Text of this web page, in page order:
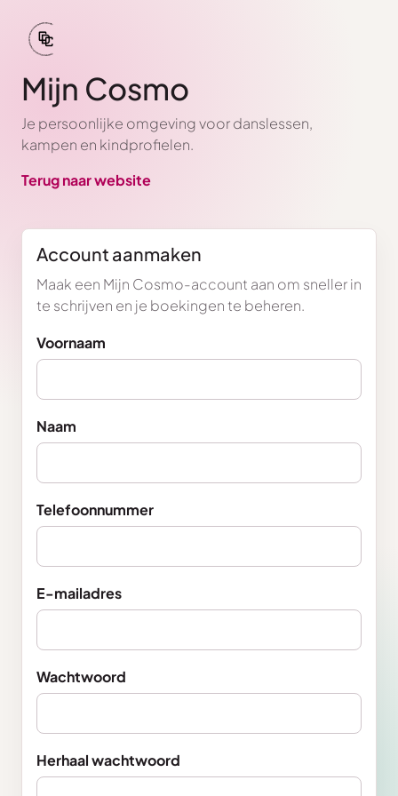
Mijn Cosmo
Je persoonlijke omgeving voor danslessen,
kampen en kindprofielen.
Terug naar website
Account aanmaken
Maak een Mijn Cosmo-account aan om sneller in
te schrijven en je boekingen te beheren.
Voornaam
Naam
Telefoonnummer
E-mailadres
Wachtwoord
Herhaal wachtwoord